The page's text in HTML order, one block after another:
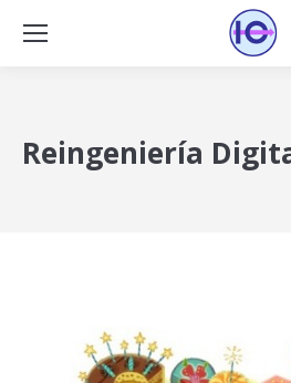
Reingeniería